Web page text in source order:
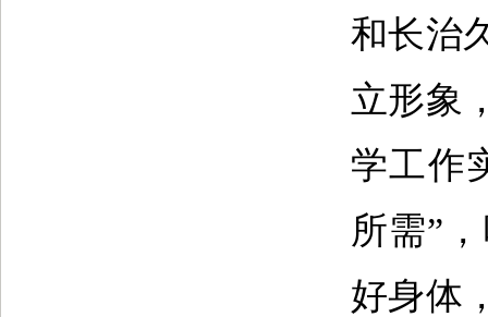
和长治
立形象
学工作
所需”
好身体